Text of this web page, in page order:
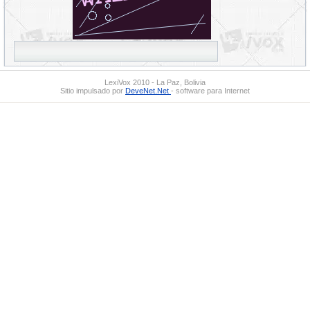
LexiVox 2010 - La Paz, Bolivia
Sitio impulsado por DeveNet.Net - software para Internet